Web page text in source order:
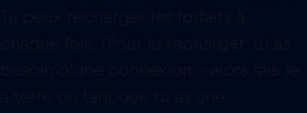
Tu peux recharger les forfaits à
chaque fois. (Pour le recharger, tu as
besoin d’une connexion – alors fais-le
à terre ou tant que tu as une